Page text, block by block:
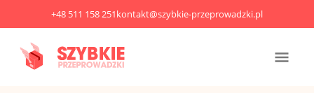
+48 511 158 251kontakt@szybkie-przeprowadzki.pl